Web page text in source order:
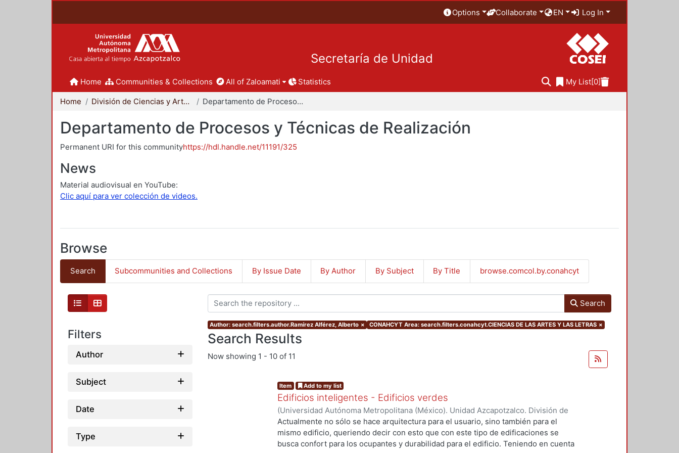
Options Collaborate EN Log In
Secretaría de Unidad
Home Communities & Collections All of Zaloamati Statistics My List[0]
Home División de Ciencias y Artes para el Diseño Departamento de Procesos y Técnicas de Realización
Departamento de Procesos y Técnicas de Realización
Permanent URI for this communityhttps://hdl.handle.net/11191/325
News
Material audiovisual en YouTube:
Clic aquí para ver colección de videos.
Browse
Search Subcommunities and Collections By Issue Date By Author By Subject By Title browse.comcol.by.conahcyt
Filters
Author
Subject
Date
Type
Search
Author: search.filters.author.Ramírez Alférez, Alberto × CONAHCYT Area: search.filters.conahcyt.CIENCIAS DE LAS ARTES Y LAS LETRAS ×
Search Results
Now showing 1 - 10 of 11
Item Add to my list
Edificios inteligentes - Edificios verdes
(Universidad Autónoma Metropolitana (México). Unidad Azcapotzalco. División de
Ciencias y Artes para el Diseño. Departamento de Procesos y Técnicas de
Realización.,2010-11)Ramírez Alférez, Alberto
Actualmente no sólo se hace arquitectura para el usuario, sino también para el
mismo edificio, queriendo decir con esto que con este tipo de edificaciones se
busca confort para los ocupantes y durabilidad para el edificio. Teniendo en cuenta